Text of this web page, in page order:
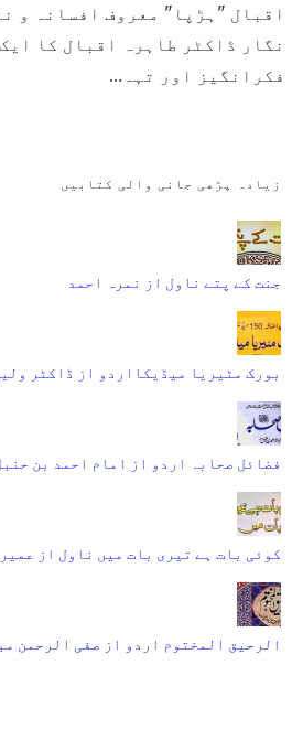
اقبال "ہڑپا" معروف افسانہ و
نگار ڈاکٹر طاہرہ اقبال کا ایک
فکرانگیز اور تہہ…
زیادہ پڑھی جانی والی کتابیں
جنت کے پتے ناول از نمرہ احمد
بورک مٹیریا میڈیکااردو از ڈاکٹر
فضائل صحابہ اردو از امام احمد بن
کوئی بات ہے تیری بات میں ناول از
الرحیق المختوم اردو از صفی الرحمن